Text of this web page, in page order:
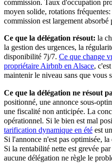
commission. Taux d'occupation
moyen solide, rotations
commission est largement absorbé
Ce que la délégation résout: la
la gestion des urgences, la
disponibilité 7j/7. Ce que change
propriétaire Airbnb en Alsace,
maintenir le niveau sans que vous
Ce que la délégation ne résout
positionné, une annonce sous-
une fiscalité non anticipée. La
opérationnel. Si le bien est mal
tarification dynamique en été est
Si l'annonce n'est pas optimisée,
Si la rentabilité nette est grevée
aucune délégation ne règle le